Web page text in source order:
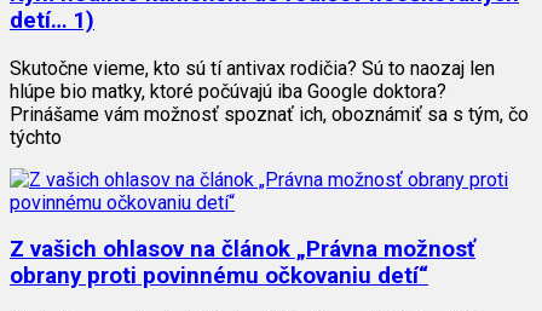
detí… 1)
Skutočne vieme, kto sú tí antivax rodičia? Sú to naozaj len
hlúpe bio matky, ktoré počúvajú iba Google doktora?
Prinášame vám možnosť spoznať ich, oboznámiť sa s tým, čo
týchto
Z vašich ohlasov na článok „Právna možnosť
obrany proti povinnému očkovaniu detí“